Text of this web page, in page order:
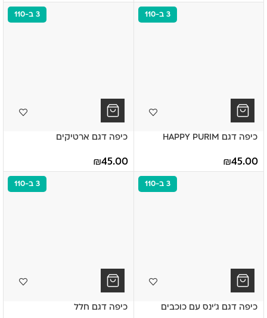
3 ב-110
כיפה דגם HAPPY PURIM
45.00
₪
3 ב-110
כיפה דגם ארטיקים
45.00
₪
3 ב-110
כיפה דגם ג'ינס עם כוכבים
3 ב-110
כיפה דגם חלל